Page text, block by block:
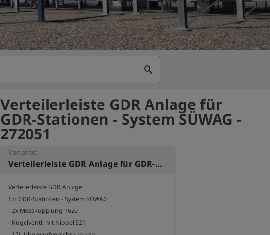
search
Verteilerleiste GDR Anlage für
GDR-Stationen - System SÜWAG -
272051
Variante:
Verteilerleiste GDR Anlage für GDR-Stationen - System SÜWAG
Verteilerleiste GDR Anlage
für GDR-Stationen - System SÜWAG
- 2x Messkupplung 1620
- Kugelventil mit Nippel S21